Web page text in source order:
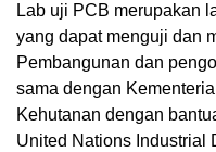
Lab uji PCB merupakan
yang dapat menguji dan
Pembangunan dan
sama dengan
Kehutanan dengan
United Nations Industrial